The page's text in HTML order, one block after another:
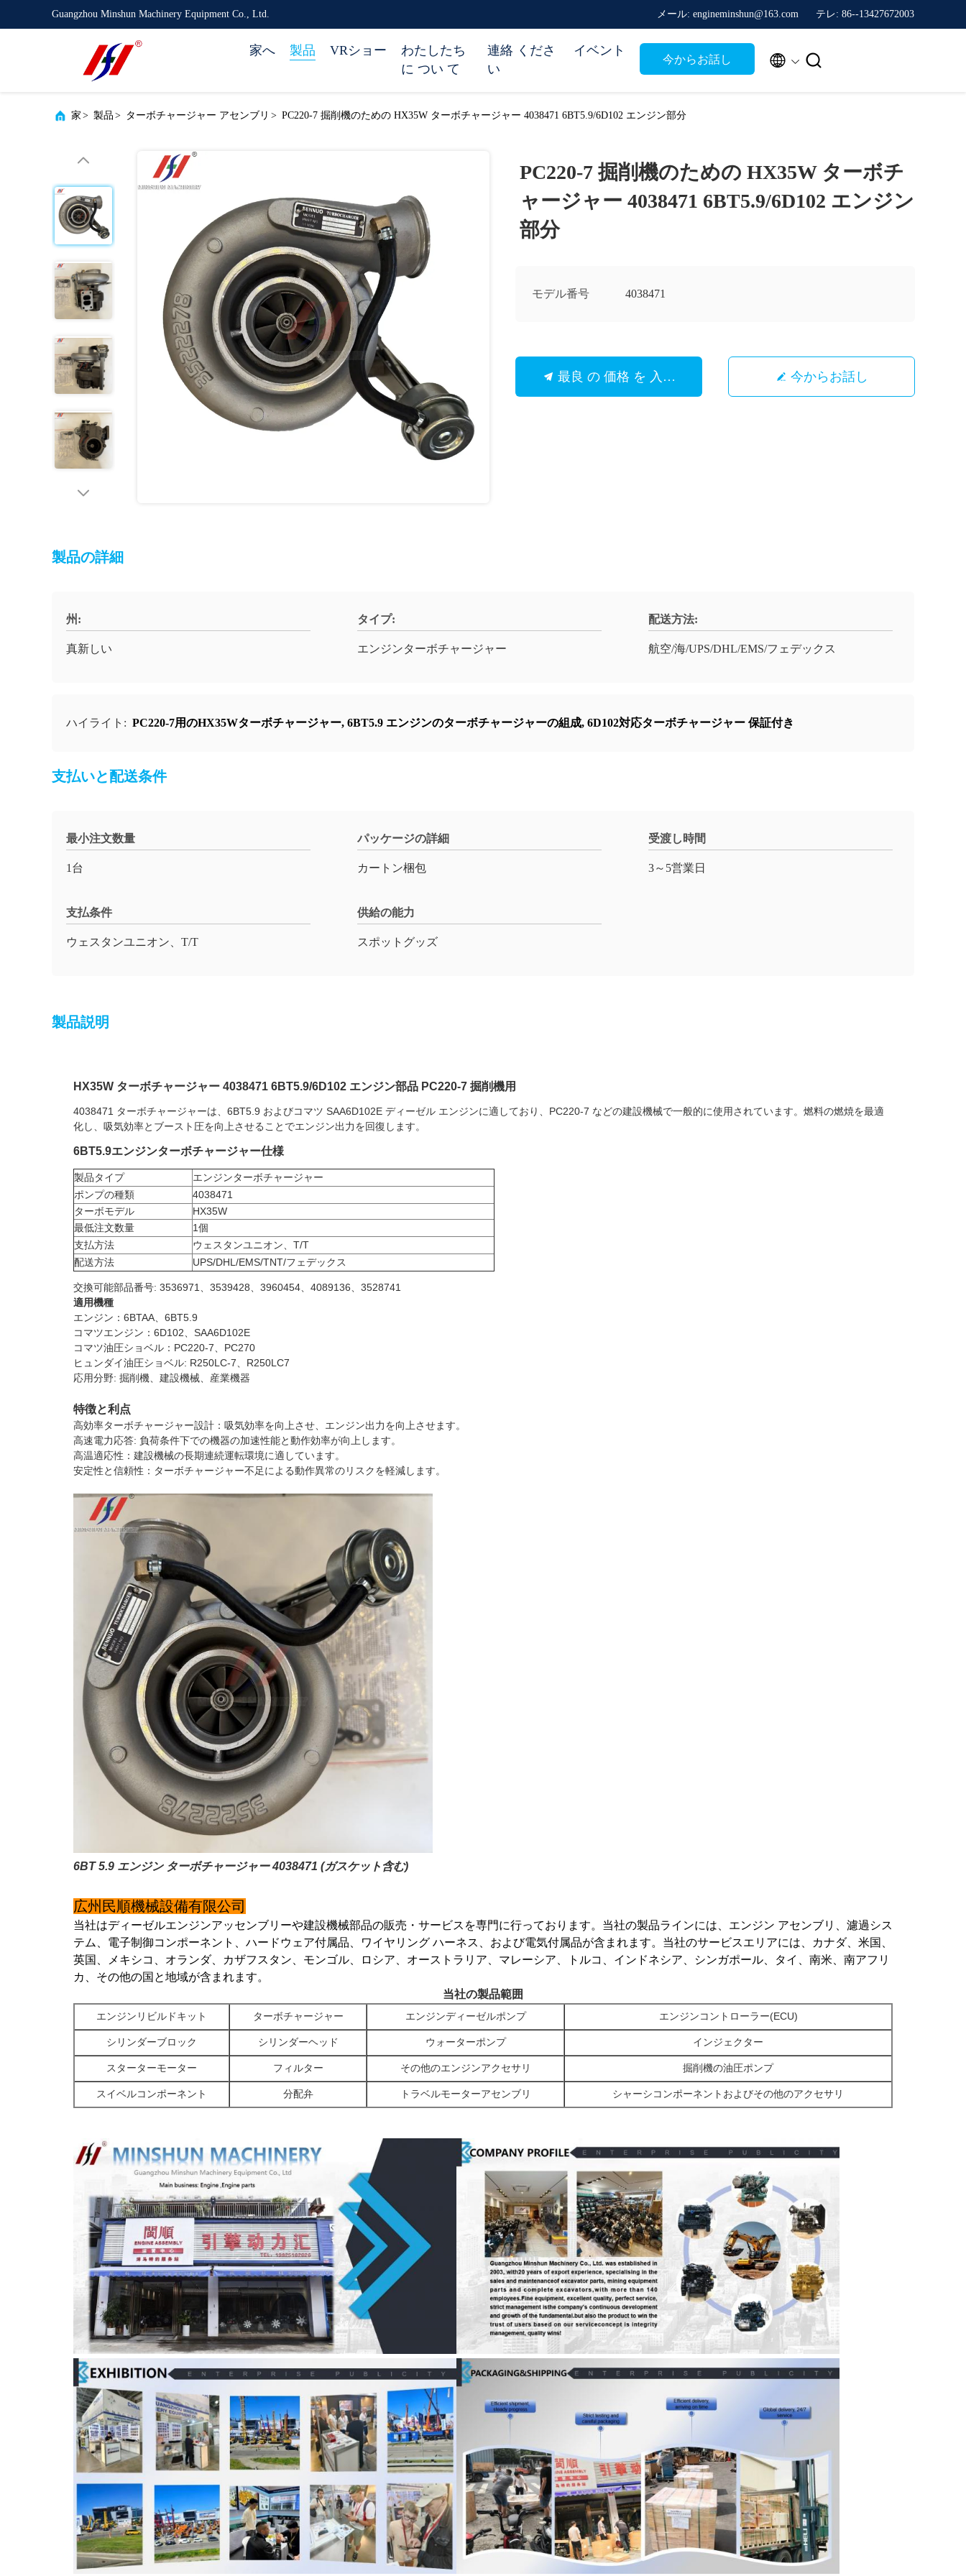
Guangzhou Minshun Machinery Equipment Co., Ltd. メール: engineminshun@163.com テレ: 86--13427672003
家へ 製品 VRショー
わたしたち
に つい て
連絡 くださ
い
イベント
今からお話し  
家 > 製品 > ターボチャージャー アセンブリ > PC220-7 掘削機のための HX35W ターボチャージャー 4038471 6BT5.9/6D102 エンジン部分
PC220-7 掘削機のための HX35W ターボチ
ャージャー 4038471 6BT5.9/6D102 エンジン
部分
モデル番号 4038471
最良 の 価格 を 入手 する 今からお話し
製品の詳細
州:
真新しい
タイプ:
エンジンターボチャージャー
配送方法:
航空/海/UPS/DHL/EMS/フェデックス
ハイライト: PC220-7用のHX35Wターボチャージャー, 6BT5.9 エンジンのターボチャージャーの組成, 6D102対応ターボチャージャー 保証付き
支払いと配送条件
最小注文数量
1台
パッケージの詳細
カートン梱包
受渡し時間
3～5営業日
支払条件
ウェスタンユニオン、T/T
供給の能力
スポットグッズ
製品説明
HX35W ターボチャージャー 4038471 6BT5.9/6D102 エンジン部品 PC220-7 掘削機用
4038471 ターボチャージャーは、6BT5.9 およびコマツ SAA6D102E ディーゼル エンジンに適しており、PC220-7 などの建設機械で一般的に使用されています。燃料の燃焼を最適
化し、吸気効率とブースト圧を向上させることでエンジン出力を回復します。
6BT5.9エンジンターボチャージャー仕様
製品タイプ
エンジンターボチャージャー
ポンプの種類
4038471
ターボモデル
HX35W
最低注文数量
1個
支払方法
ウェスタンユニオン、T/T
配送方法
UPS/DHL/EMS/TNT/フェデックス
交換可能部品番号: 3536971、3539428、3960454、4089136、3528741
適用機種
エンジン：6BTAA、6BT5.9
コマツエンジン：6D102、SAA6D102E
コマツ油圧ショベル：PC220-7、PC270
ヒュンダイ油圧ショベル: R250LC-7、R250LC7
応用分野: 掘削機、建設機械、産業機器
特徴と利点
高効率ターボチャージャー設計：吸気効率を向上させ、エンジン出力を向上させます。
高速電力応答: 負荷条件下での機器の加速性能と動作効率が向上します。
高温適応性：建設機械の長期連続運転環境に適しています。
安定性と信頼性：ターボチャージャー不足による動作異常のリスクを軽減します。
6BT 5.9 エンジン ターボチャージャー 4038471 (ガスケット含む)
広州民順機械設備有限公司
当社はディーゼルエンジンアッセンブリーや建設機械部品の販売・サービスを専門に行っております。当社の製品ラインには、エンジン アセンブリ、濾過シス
テム、電子制御コンポーネント、ハードウェア付属品、ワイヤリング ハーネス、および電気付属品が含まれます。当社のサービスエリアには、カナダ、米国、
英国、メキシコ、オランダ、カザフスタン、モンゴル、ロシア、オーストラリア、マレーシア、トルコ、インドネシア、シンガポール、タイ、南米、南アフリ
カ、その他の国と地域が含まれます。
当社の製品範囲
エンジンリビルドキット ターボチャージャー エンジンディーゼルポンプ エンジンコントローラー(ECU)
シリンダーブロック シリンダーヘッド ウォーターポンプ インジェクター
スターターモーター フィルター その他のエンジンアクセサリ 掘削機の油圧ポンプ
スイベルコンポーネント 分配弁 トラベルモーターアセンブリ シャーシコンポーネントおよびその他のアクセサリ